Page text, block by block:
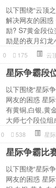
以下围绕“云顶
解决网友的困
励? S7黄金段
励是的夜月幻
0 175 云
星际争霸段
以下围绕“星际
网友的困惑 星
有黄铜,白银,黄
大师七个段位
0 538 星
星际争霸比
以下围绕“星际
网友的困惑 星